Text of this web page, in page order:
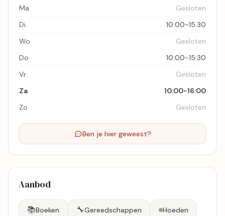
Ma
Gesloten
Di
10:00-15:30
Wo
Gesloten
Do
10:00-15:30
Vr
Gesloten
Za
10:00-16:00
Zo
Gesloten
Ben je hier geweest?
Aanbod
📚Boeken 🔧Gereedschappen Hoeden